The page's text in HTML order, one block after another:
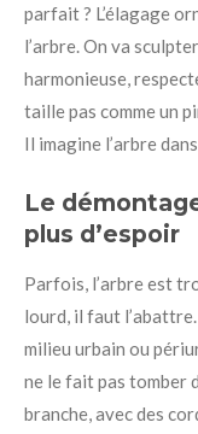
parfait ? L’élagage
l’arbre. On va
harmonieuse,
taille pas comme un
Il imagine l’arbre
Le
plus d’espoir
Parfois, l’arbre est
lourd, il faut
milieu urbain ou
ne le fait pas tomber
branche, avec des